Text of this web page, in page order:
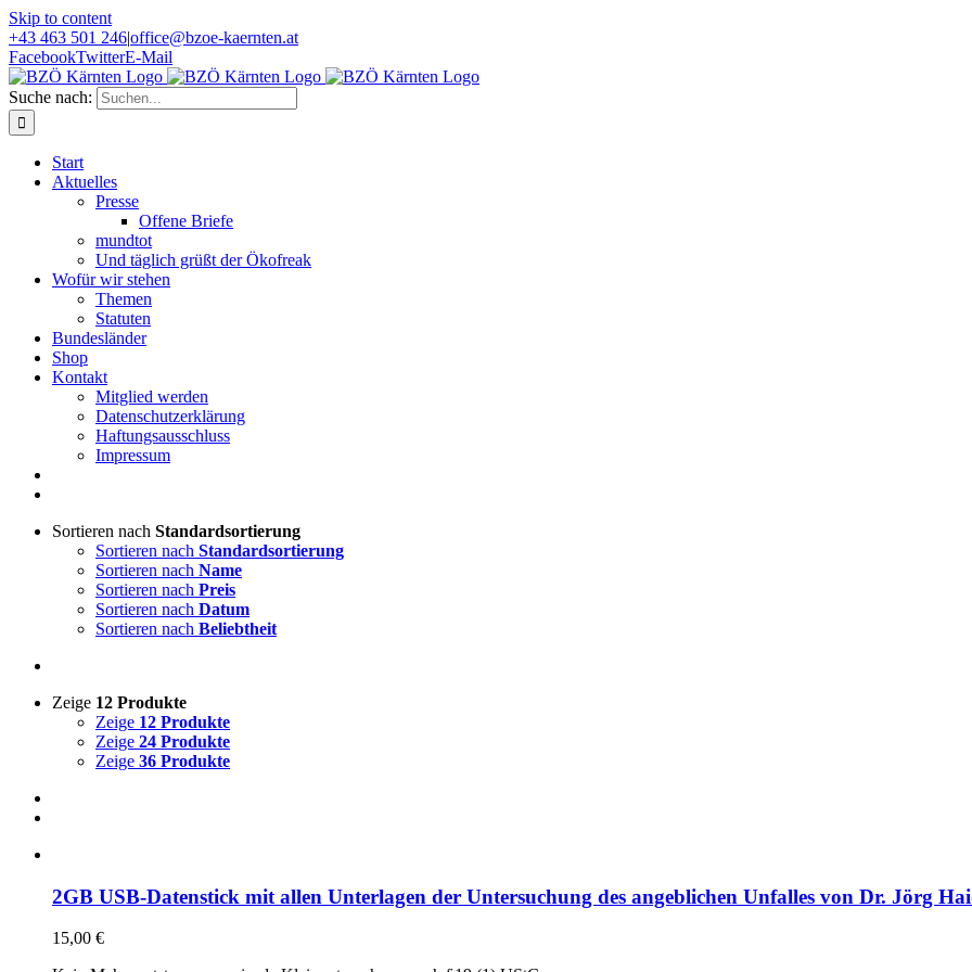
Skip to content
+43 463 501 246|office@bzoe-kaernten.at
FacebookTwitterE-Mail
Suche nach:
Start
Aktuelles
Presse
Offene Briefe
mundtot
Und täglich grüßt der Ökofreak
Wofür wir stehen
Themen
Statuten
Bundesländer
Shop
Kontakt
Mitglied werden
Datenschutzerklärung
Haftungsausschluss
Impressum
Sortieren nach Standardsortierung
Sortieren nach Standardsortierung
Sortieren nach Name
Sortieren nach Preis
Sortieren nach Datum
Sortieren nach Beliebtheit
Zeige 12 Produkte
Zeige 12 Produkte
Zeige 24 Produkte
Zeige 36 Produkte
2GB USB-Datenstick mit allen Unterlagen der Untersuchung des angeblichen Unfalles von Dr. Jörg
15,00 €